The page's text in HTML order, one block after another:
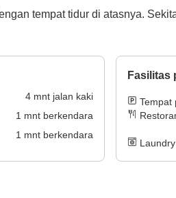
tempat tidur di atasnya.
4mnt jalan kaki
1 mnt berkendara
1 mnt berkendara
Fasilitas
Tempat